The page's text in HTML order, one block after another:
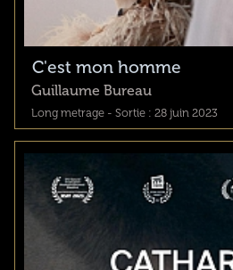
C'est mon homme
Guillaume Bureau
Long metrage - Sortie : 28 juin 2023